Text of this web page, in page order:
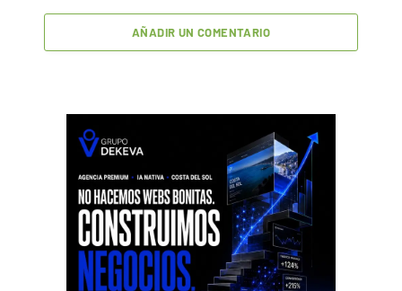
AÑADIR UN COMENTARIO